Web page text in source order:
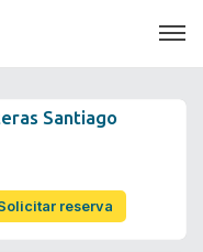
Santiago
reserva